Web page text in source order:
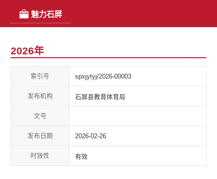
魅力石屏
2026年
索引号 spxjytyj/2026-00003
发布机构 石屏县教育体育局
文号
发布日期 2026-02-26
时效性 有效